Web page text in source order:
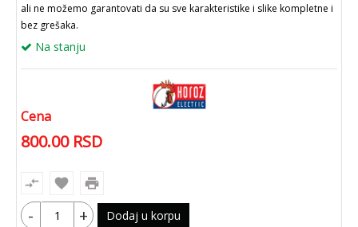
ali ne možemo garantovati da su sve karakteristike i slike kompletne i
bez grešaka.
Na stanju
Cena
800.00 RSD
compare_arrows favorite print
- + Dodaj u korpu